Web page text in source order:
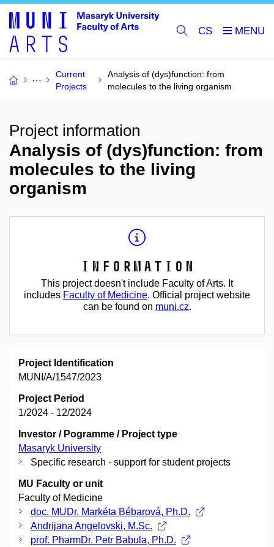
CS
Current
Projects
Analysis of (dys)function: from
molecules to the living organism
Project information
Analysis of (dys)function: from
molecules to the living
organism
Information
This project doesn't include Faculty of Arts. It
includes Faculty of Medicine. Official project website
can be found on muni.cz.
Project Identification
MUNI/A/1547/2023
Project Period
1/2024 - 12/2024
Investor / Pogramme / Project type
Masaryk University
Specific research - support for student projects
MU Faculty or unit
Faculty of Medicine
doc. MUDr. Markéta Bébarová, Ph.D.
Andrijana Angelovski, M.Sc.
prof. PharmDr. Petr Babula, Ph.D.